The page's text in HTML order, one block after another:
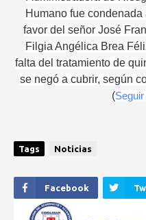
Humano fue
favor del señor José
Filgia Angélica Brea
falta del tratamiento de
se negó a cubrir, según
(
Tags Noticias
Facebook